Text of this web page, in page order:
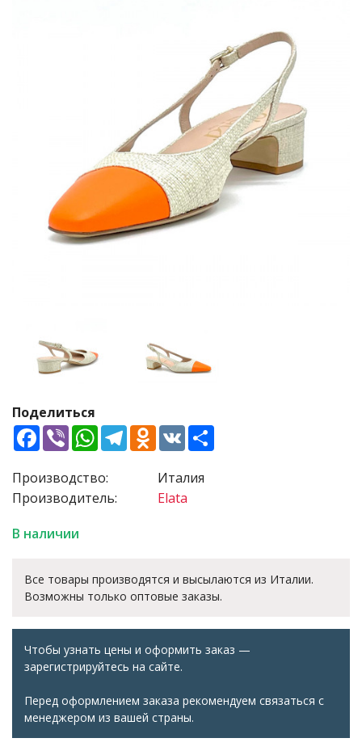
Поделиться
Facebook
ViberWhatsApp
TelegramOdnoklassniki
VK
Производство:
Производитель:
Италия
Elata
В наличии
Все товары производятся и высылаются из Италии.
Возможны только оптовые заказы.
Чтобы узнать цены и оформить заказ —
зарегистрируйтесь на сайте.
Перед оформлением заказа рекомендуем связаться с
менеджером из вашей страны.